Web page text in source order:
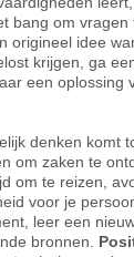
bang om vragen
origineel idee
krijgen, ga
een oplossing
denken komt
om zaken te
om te reizen,
voor je
leer een
bronnen.